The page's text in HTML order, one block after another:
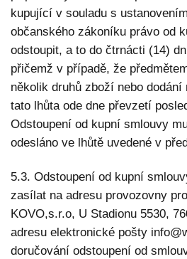
kupující v souladu s
občanského zákoníku právo od
odstoupit, a to do čtrnácti (14)
přičemž v případě, že
několik druhů zboží nebo
tato lhůta ode dne převzetí
Odstoupení od kupní smlouvy
odesláno ve lhůtě uvedené v
5.3. Odstoupení od kupní
zasílat na adresu provozovny
KOVO,s.r.o, U Stadionu 5530,
adresu elektronické pošty
doručování odstoupení od